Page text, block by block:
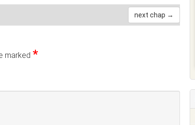
next chap →
marked *